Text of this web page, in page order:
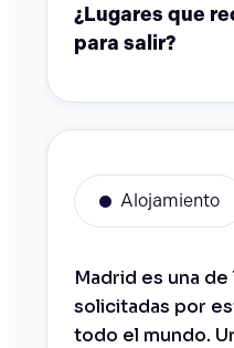
¿Lugares que
para salir?
Alojamiento
Madrid es una
solicitadas por
todo el mundo.